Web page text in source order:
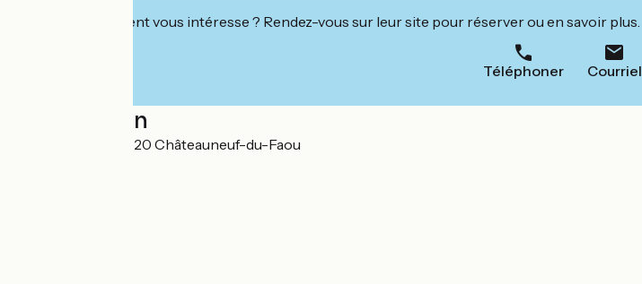
Cet établissement vous intéresse ? Rendez-vous sur leur site pour réserver ou en savoir plus.
Téléphoner Courriel
Localisation
Penn Ar Pont 29520 Châteauneuf-du-Faou